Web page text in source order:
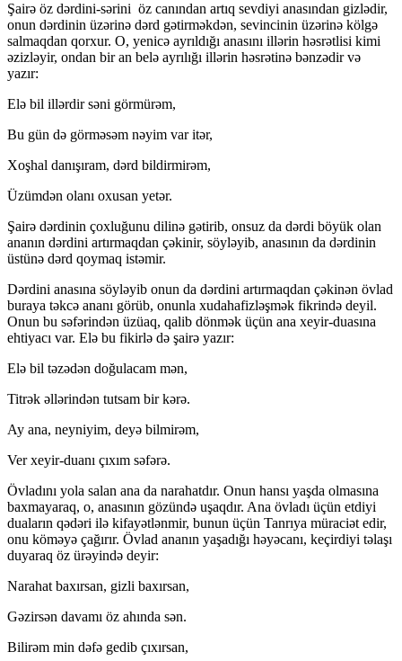
Şairə öz dərdini-sərini öz canından artıq sevdiyi anasından gizlədir,
onun dərdinin üzərinə dərd gətirməkdən, sevincinin üzərinə kölgə
salmaqdan qorxur. O, yenicə ayrıldığı anasını illərin həsrətlisi kimi
əzizləyir, ondan bir an belə ayrılığı illərin həsrətinə bənzədir və
yazır:
Elə bil illərdir səni görmürəm,
Bu gün də görməsəm nəyim var itər,
Xoşhal danışıram, dərd bildirmirəm,
Üzümdən olanı oxusan yetər.
Şairə dərdinin çoxluğunu dilinə gətirib, onsuz da dərdi böyük olan
ananın dərdini artırmaqdan çəkinir, söyləyib, anasının da dərdinin
üstünə dərd qoymaq istəmir.
Dərdini anasına söyləyib onun da dərdini artırmaqdan çəkinən övlad
buraya təkcə ananı görüb, onunla xudahafizləşmək fikrində deyil.
Onun bu səfərindən üzüaq, qalib dönmək üçün ana xeyir-duasına
ehtiyacı var. Elə bu fikirlə də şairə yazır:
Elə bil təzədən doğulacam mən,
Titrək əllərindən tutsam bir kərə.
Ay ana, neyniyim, deyə bilmirəm,
Ver xeyir-duanı çıxım səfərə.
Övladını yola salan ana da narahatdır. Onun hansı yaşda olmasına
baxmayaraq, o, anasının gözündə uşaqdır. Ana övladı üçün etdiyi
duaların qədəri ilə kifayətlənmir, bunun üçün Tanrıya müraciət edir,
onu köməyə çağırır. Övlad ananın yaşadığı həyəcanı, keçirdiyi təlaşı
duyaraq öz ürəyində deyir:
Narahat baxırsan, gizli baxırsan,
Gəzirsən davamı öz ahında sən.
Bilirəm min dəfə gedib çıxırsan,